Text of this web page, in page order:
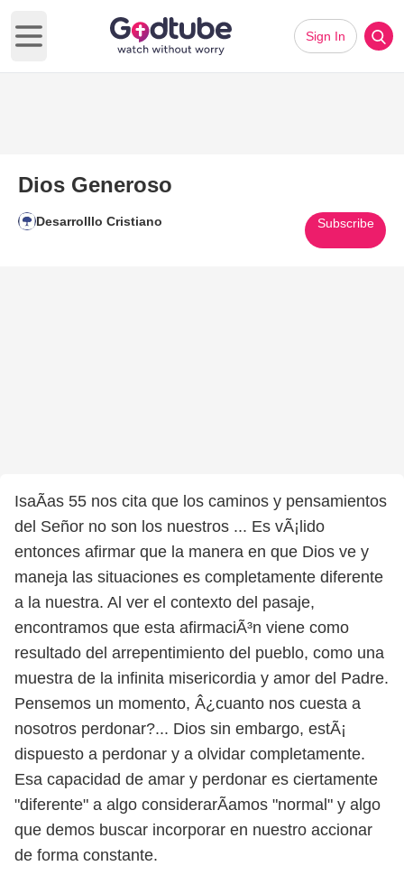
Open main menu
Sign In
Dios Generoso
Desarrolllo Cristiano Subscribe
IsaÃ­as 55 nos cita que los caminos y pensamientos
del Señor no son los nuestros ... Es vÃ¡lido
entonces afirmar que la manera en que Dios ve y
maneja las situaciones es completamente diferente
a la nuestra. Al ver el contexto del pasaje,
encontramos que esta afirmaciÃ³n viene como
resultado del arrepentimiento del pueblo, como una
muestra de la infinita misericordia y amor del Padre.
Pensemos un momento, Â¿cuanto nos cuesta a
nosotros perdonar?... Dios sin embargo, estÃ¡
dispuesto a perdonar y a olvidar completamente.
Esa capacidad de amar y perdonar es ciertamente
"diferente" a algo considerarÃ­amos "normal" y algo
que demos buscar incorporar en nuestro accionar
de forma constante.